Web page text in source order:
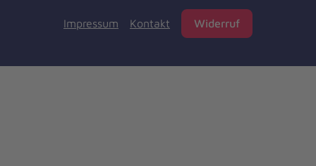
Impressum Kontakt Widerruf